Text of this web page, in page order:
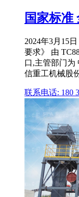
国家标准
2024年3月15
要求》 由
口,主管部门为
信重工机械股
联系电话: 180